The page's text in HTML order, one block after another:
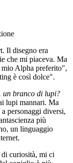
Il disegno era
che mi piaceva. Ma
Alpha preferito",
è così dolce".
un branco di lupi?
lupi mannari. Ma
personaggi diversi,
più
un linguaggio
di curiosità, mi ci